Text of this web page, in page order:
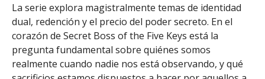
La serie explora magistralmente temas de identidad
dual, redención y el precio del poder secreto. En el
corazón de Secret Boss of the Five Keys está la
pregunta fundamental sobre quiénes somos
realmente cuando nadie nos está observando, y qué